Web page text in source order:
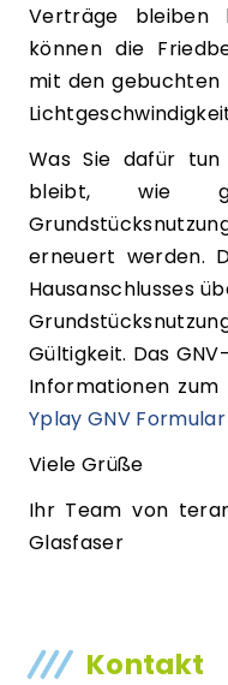
Verträge bleiben
können die
mit den
Was Sie dafür
bleibt, wie
erneuert werden.
Hausanschlusses
Gültigkeit. Das
Informationen zum
Yplay GNV Formular
Viele Grüße
Ihr Team von
Glasfaser
Kontakt